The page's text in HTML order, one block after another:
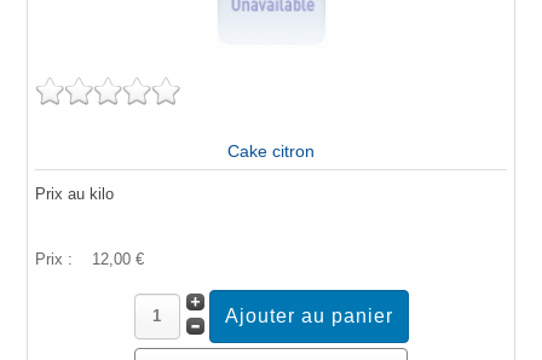
Cake citron
Prix au kilo
Prix : 12,00 €